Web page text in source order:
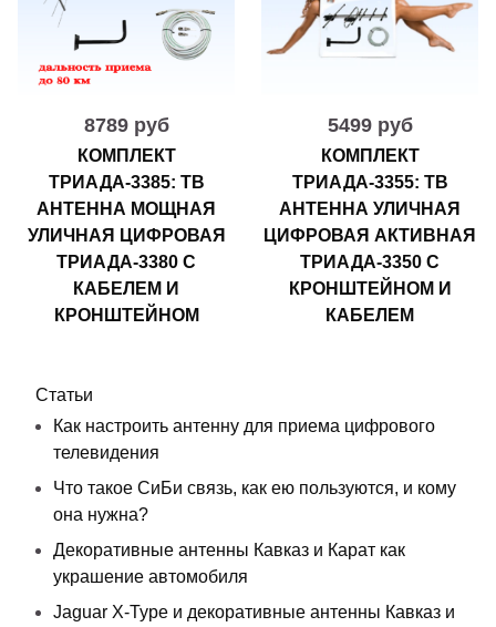
8789 руб
КОМПЛЕКТ
ТРИАДА-3385: ТВ
АНТЕННА МОЩНАЯ
УЛИЧНАЯ ЦИФРОВАЯ
ТРИАДА-3380 С
КАБЕЛЕМ И
КРОНШТЕЙНОМ
5499 руб
КОМПЛЕКТ
ТРИАДА-3355: ТВ
АНТЕННА УЛИЧНАЯ
ЦИФРОВАЯ АКТИВНАЯ
ТРИАДА-3350 С
КРОНШТЕЙНОМ И
КАБЕЛЕМ
Статьи
Как настроить антенну для приема цифрового
телевидения
Что такое СиБи связь, как ею пользуются, и кому
она нужна?
Декоративные антенны Кавказ и Карат как
украшение автомобиля
Jaguar X-Type и декоративные антенны Кавказ и